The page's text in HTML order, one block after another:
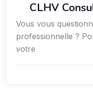
CLHV
Vous vous
professionnelle ?
votre